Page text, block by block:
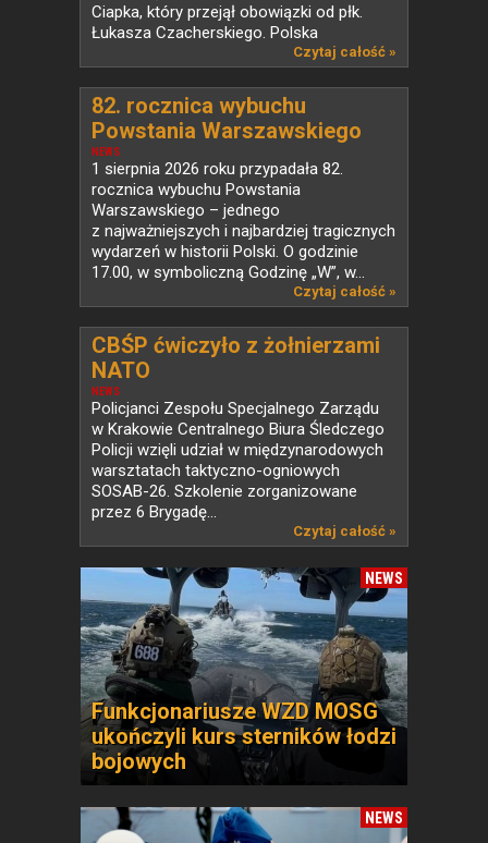
Ciapka, który przejął obowiązki od płk.
Łukasza Czacherskiego. Polska
Czytaj całość »
NEWS
82. rocznica wybuchu
Powstania Warszawskiego
1 sierpnia 2026 roku przypadała 82.
rocznica wybuchu Powstania
Warszawskiego – jednego
z najważniejszych i najbardziej tragicznych
wydarzeń w historii Polski. O godzinie
17.00, w symboliczną Godzinę „W”, w...
Czytaj całość »
NEWS
CBŚP ćwiczyło z żołnierzami
NATO
Policjanci Zespołu Specjalnego Zarządu
w Krakowie Centralnego Biura Śledczego
Policji wzięli udział w międzynarodowych
warsztatach taktyczno-ogniowych
SOSAB-26. Szkolenie zorganizowane
przez 6 Brygadę...
Czytaj całość »
NEWS
Funkcjonariusze WZD MOSG
ukończyli kurs sterników łodzi
bojowych
NEWS